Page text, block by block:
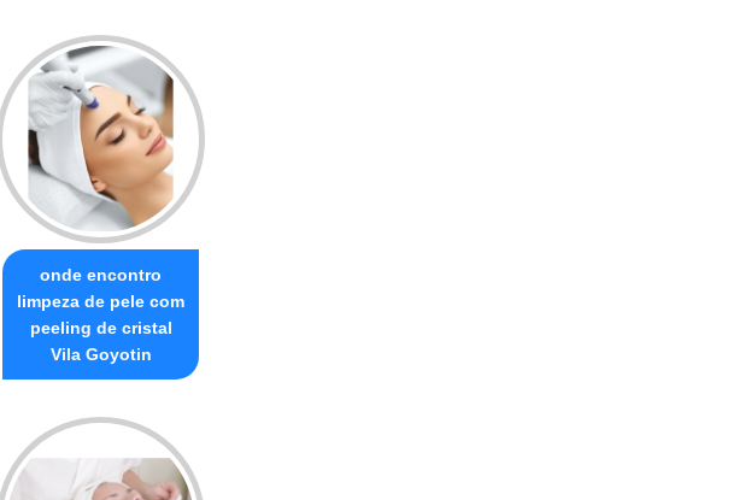
onde encontro
limpeza de pele com
peeling de cristal
Vila Goyotin